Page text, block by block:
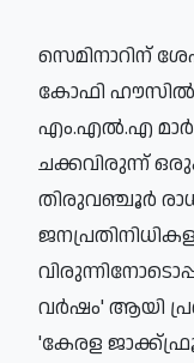
സെമിനാറിന്
കോഫി ഹൗസില്‍
എം.എല്‍.എ
ചക്കവിരുന്ന്
തിരുവഞ്ചൂര്‍
വര്‍ഷം' ആയി
'കേരള